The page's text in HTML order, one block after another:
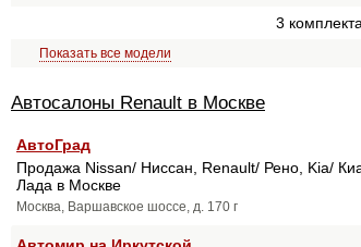
3
Показать все модели
Автосалоны Renault в Москве
АвтоГрад
Продажа Nissan/ Ниссан, Renault/ Рено, Kia/
Лада в Москве
Москва, Варшавское шоссе, д. 170 г